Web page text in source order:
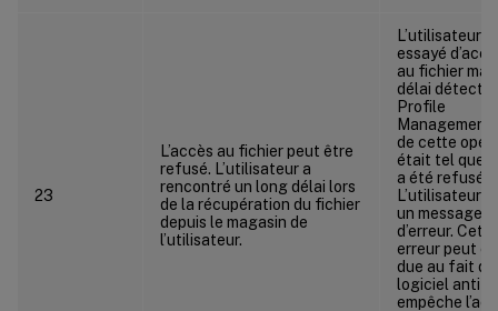
23
L’accès au fichier peut être
refusé. L’utilisateur a
rencontré un long délai lors
de la récupération du fichier
depuis le magasin de
l’utilisateur.
L’utilisateur a
essayé
au fichier
délai détecté
Profile
Management
de cette
était tel que
a été refusé.
L’utilisateur
un message
d’erreur. Cette
erreur peut
due au fait
logiciel anti-
empêche